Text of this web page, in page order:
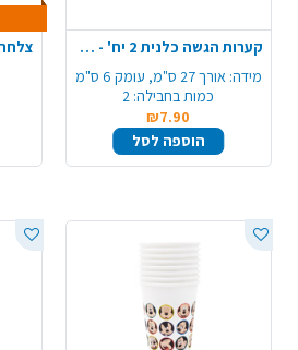
קערות הגשה כלנית 2 יח' - שקוף
מידה: אורך 27 ס"מ, עומק 6 ס"מ
כמות בחבילה: 2
₪7.90
הוספה לסל